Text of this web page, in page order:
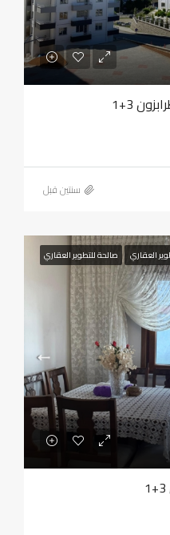
3+1
‏سنتين قبل
العقاري صالحة للتطوير العقاري